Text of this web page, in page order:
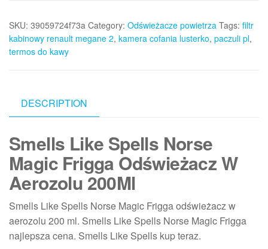
SKU: 39059724f73a Category: Odświeżacze powietrza Tags: filtr
kabinowy renault megane 2, kamera cofania lusterko, paczuli pl,
termos do kawy
DESCRIPTION
Smells Like Spells Norse
Magic Frigga Odświeżacz W
Aerozolu 200Ml
Smells Like Spells Norse Magic Frigga odświeżacz w
aerozolu 200 ml. Smells Like Spells Norse Magic Frigga
najlepsza cena. Smells Like Spells kup teraz.